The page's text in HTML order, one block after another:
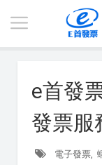
e首發
發票服
電子發票,